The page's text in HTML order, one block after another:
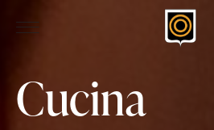
Cucina